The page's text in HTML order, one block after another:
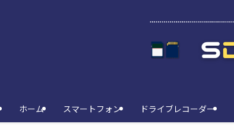
ホーム スマートフォン ドライブレコーダー